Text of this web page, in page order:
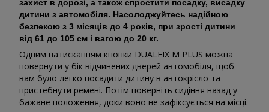
захист в дорозі, а також спростити посадку, висадку
дитини з автомобіля. Насолоджуйтесь надійною
безпекою з 3 місяців до 4 років, при зрості дитини
від 61 до 105 см і вагою до 20 кг.
Одним натисканням кнопки DUALFIX M PLUS можна
повернути у бік відчинених дверей автомобіля, щоб
вам було легко посадити дитину в автокрісло та
пристебнути ремені. Потім поверніть сидіння назад у
бажане положення, доки воно не зафіксується на місці.